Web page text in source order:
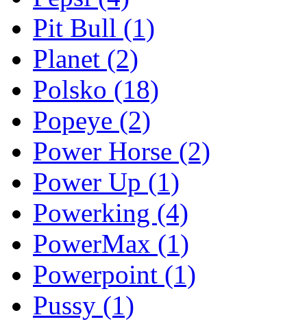
Pit Bull (1)
Planet (2)
Polsko (18)
Popeye (2)
Power Horse (2)
Power Up (1)
Powerking (4)
PowerMax (1)
Powerpoint (1)
Pussy (1)